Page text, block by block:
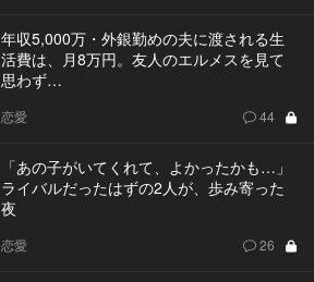
年収5,000万・外銀勤めの夫に渡される生
活費は、月8万円。友人のエルメスを見て
思わず…
恋愛 44
「あの子がいてくれて、よかったかも…」
ライバルだったはずの2人が、歩み寄った
夜
恋愛 26